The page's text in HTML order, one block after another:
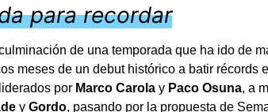
para recordar
de una temporada que ha ido de
meses de un debut histórico a batir récords
por Marco Carola y Paco Osuna, a
y Gordo, pasando por la propuesta de